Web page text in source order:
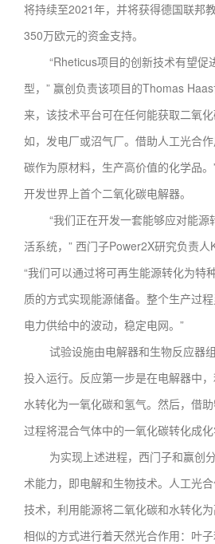
将持续至2021年，并将获得德国联邦
350万欧元的资金支持。
“Rheticus项目的创新技术有望促
型，” 赢创负责该项目的Thomas
来，该技术平台可在任何能获取二氧
如，发电厂或沼气厂。借助人工光合
碳作为原材料，生产高价值的化学品
开发世界上首个二氧化碳电解器。
“我们正在开发一套能够应对能源
活系统，” 西门子Power2X研究负责人
“我们可以通过将可再生能源转化为特
质的方式实现能源储备。整个生产过
电力供给中的波动，稳定电网。”
试验设施由电解器和生物反应器组
投入运行。反应第一步是在电解器中
水转化为一氧化碳和氢气。然后，借
过程将混合气体中的一氧化碳转化成化
为实现上述进程，西门子和赢创分
术能力，即电解和生物技术。人工光
技术，利用能源将二氧化碳和水转化
相似的方式进行着天然光合作用：叶